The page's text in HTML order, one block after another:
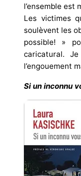
l’ensemble est
Les victimes
soulèvent les
possible! »
caricatural.
l’engouement
Si un inconnu